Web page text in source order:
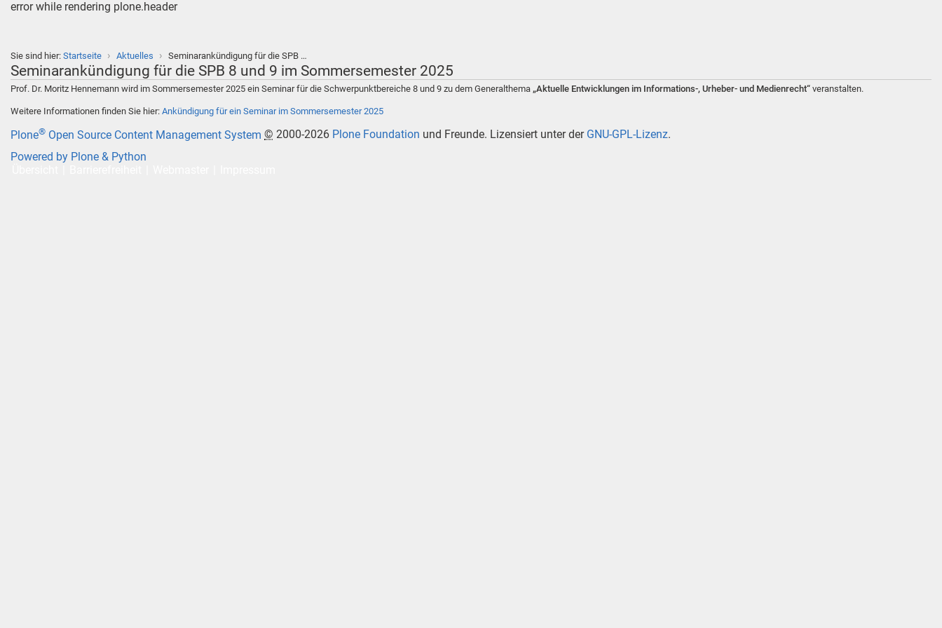
error while rendering plone.header
Sie sind hier: Startseite › Aktuelles › Seminarankündigung für die SPB …
Seminarankündigung für die SPB 8 und 9 im Sommersemester 2025
Prof. Dr. Moritz Hennemann wird im Sommersemester 2025 ein Seminar für die Schwerpunktbereiche 8 und 9 zu dem Generalthema„Aktuelle Entwicklungen im Informations-, Urheber- und Medienrecht“ veranstalten.
Weitere Informationen finden Sie hier:Ankündigung für ein Seminar im Sommersemester 2025
Plone® Open Source Content Management System © 2000-2026 Plone Foundation und Freunde. Lizensiert unter der GNU-GPL-Lizenz.
Powered by Plone & Python